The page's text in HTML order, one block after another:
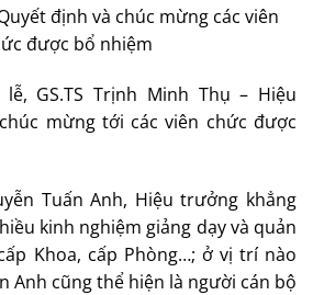
định và chúc mừng các viên
được bổ nhiệm
GS.TS Trịnh Minh Thụ – Hiệu
mừng tới các viên chức được
Tuấn Anh, Hiệu trưởng khẳng
kinh nghiệm giảng dạy và quản
Khoa, cấp Phòng…; ở vị trí nào
Anh cũng thể hiện là người cán bộ